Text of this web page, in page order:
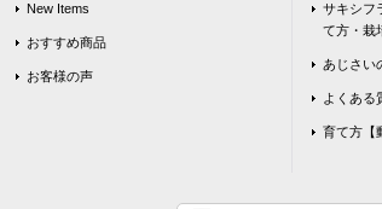
New Items
おすすめ商品
お客様の声
サキシフ
て方・栽
あじさい
よくある
育て方【